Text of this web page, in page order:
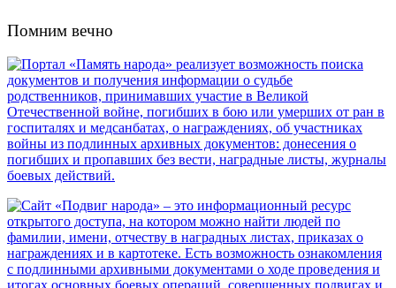
Помним вечно